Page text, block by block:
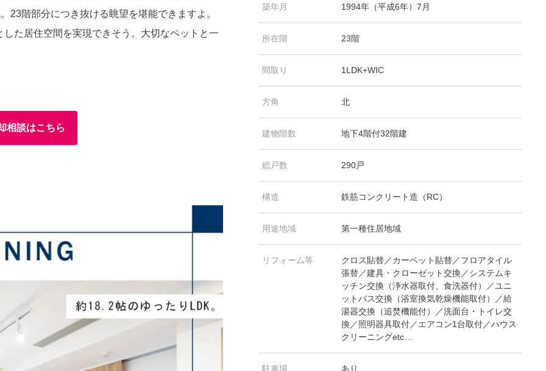
23階部分につき抜ける眺望を堪能できますよ。
た居住空間を実現できそう。大切なペットと一
相談はこちら
築年月 1994年（平成6年）7月
所在階 23階
間取り 1LDK+WIC
方角 北
建物階数 地下4階付32階建
総戸数 290戸
構造 鉄筋コンクリート造（RC）
用途地域 第一種住居地域
リフォーム等
クロス貼替／カーペット貼替／フロアタイル
張替／建具・クローゼット交換／システムキ
ッチン交換（浄水器取付、食洗器付）／ユニ
ットバス交換（浴室換気乾燥機能取付）／給
湯器交換（追焚機能付）／洗面台・トイレ交
換／照明器具取付／エアコン1台取付／ハウス
クリーニングetc…
駐車場 あり